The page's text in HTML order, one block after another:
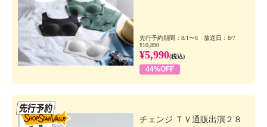
先行予約期間：8/1〜6 放送日：8/7
¥10,890
¥5,990(税込)
44%OFF
チェンジ ＴＶ通販出演２８